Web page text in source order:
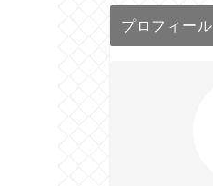
プロフィール